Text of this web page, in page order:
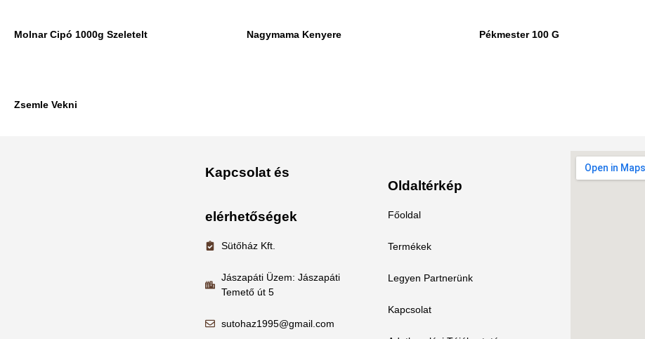
Molnar Cipó 1000g Szeletelt Nagymama Kenyere Pékmester 100 G
Zsemle Vekni
Kapcsolat és
elérhetőségek
Sütőház Kft.
Jászapáti Üzem: Jászapáti
Temető út 5
sutohaz1995@gmail.com
Oldaltérkép
Főoldal
Termékek
Legyen Partnerünk
Kapcsolat